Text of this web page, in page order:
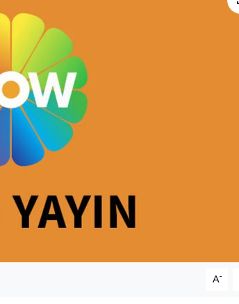
A-